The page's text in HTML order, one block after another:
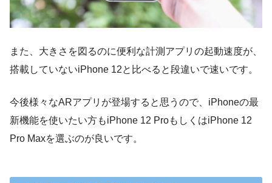
また、大きさを図るのに便利な計測アプリの起動速度が、
搭載していないiPhone 12と比べると段違いで速いです。
今後様々なARアプリが登場すると思うので、iPhoneの最
新機能を使いたい方もiPhone 12 ProもしくはiPhone 12
Pro Maxを選ぶのが良いです。